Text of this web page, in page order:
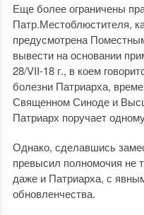
Еще более ограничены
Патр.Местоблюстителя,
предусмотрена
вывести на основании
28/VII-18 г., в коем
болезни Патриарха,
Священном Синоде и
Патриарх поручает
Однако, сделавшись
превысил полномочия не
даже и Патриарха, с
обновленчества.